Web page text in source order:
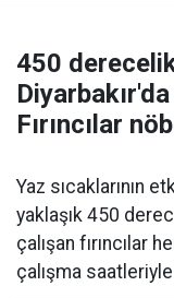
450
Fırıncılar
Yaz sıcaklarının
yaklaşık 450
çalışan fırıncılar
çalışma